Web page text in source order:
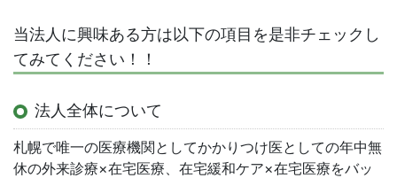
当法人に興味ある方は以下の項目を是非チェックし
てみてください！！
法人全体について
札幌で唯一の医療機関としてかかりつけ医としての年中無
休の外来診療×在宅医療、在宅緩和ケア×在宅医療をバッ